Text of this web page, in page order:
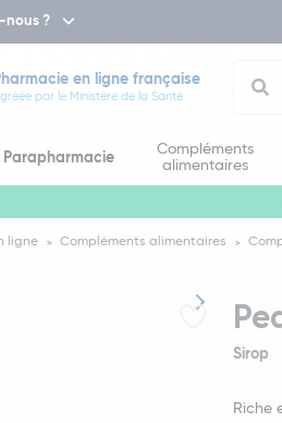
nous ?
en ligne française
par le Ministère de la Santé
Parapharmacie
Compléments
alimentaires
ligne Compléments alimentaires
Sirop
Riche